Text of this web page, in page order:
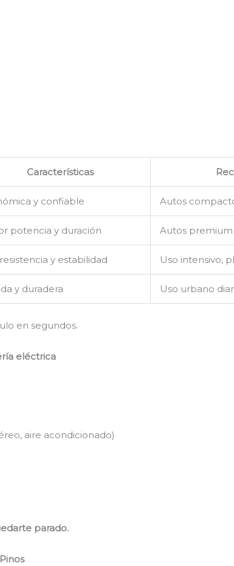
Características
y confiable Autos
potencia y duración Autos
y estabilidad Uso intensivo,
y duradera Uso urbano
en segundos.
eléctrica
aire acondicionado)
parado.